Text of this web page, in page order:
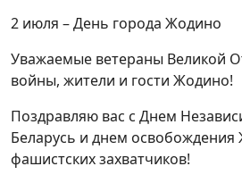
2 июля – День города Жодино
Уважаемые ветераны Великой
войны, жители и гости Жодино!
Поздравляю вас с Днем
Беларусь и днем
фашистских захватчиков!